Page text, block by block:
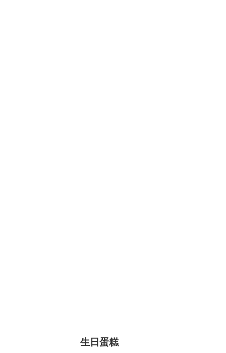
生日蛋糕